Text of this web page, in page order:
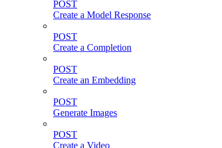
POST
Create a Model Response
POST
Create a Completion
POST
Create an Embedding
POST
Generate Images
POST
Create a Video